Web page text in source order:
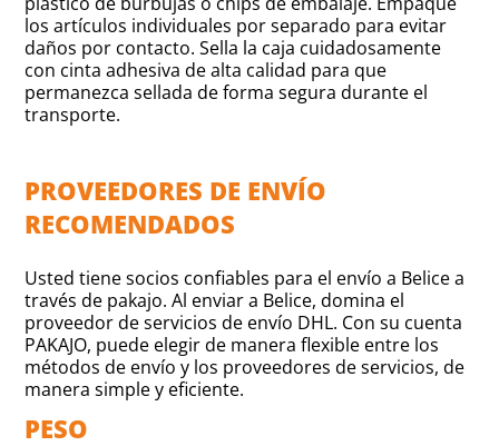
los artículos individuales por separado para evitar
daños por contacto. Sella la caja cuidadosamente
con cinta adhesiva de alta calidad para que
permanezca sellada de forma segura durante el
transporte.
PROVEEDORES DE ENVÍO
RECOMENDADOS
Usted tiene socios confiables para el envío a Belice a
través de pakajo. Al enviar a Belice, domina el
proveedor de servicios de envío DHL. Con su cuenta
PAKAJO, puede elegir de manera flexible entre los
métodos de envío y los proveedores de servicios, de
manera simple y eficiente.
PESO